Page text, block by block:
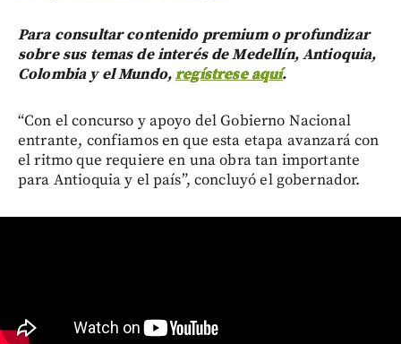
Para consultar contenido premium o profundizar
sobre sus temas de interés de Medellín, Antioquia,
Colombia y el Mundo,regístrese aquí.
“Con el concurso y apoyo del Gobierno Nacional
entrante, confiamos en que esta etapa avanzará con
el ritmo que requiere en una obra tan importante
para Antioquia y el país”, concluyó el gobernador.